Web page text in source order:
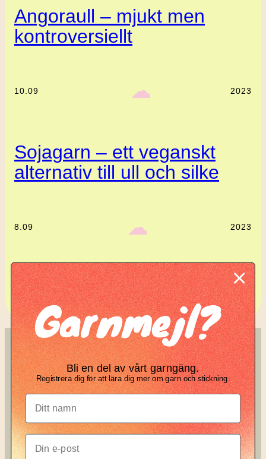
Angoraull – mjukt men
kontroversiellt
10.09 ‎ ‎‎ ☁︎‎‎ 2023
Sojagarn – ett veganskt
alternativ till ull och silke
8.09 ‎ ‎‎ ☁︎‎‎ 2023
Komplett guide: Lär dig
tova din stickning
SÖK
Search
KNIT KNOT
Manifesto
Garnmejl?
Bli en del av vårt garngäng.
Registrera dig för att lära dig mer om garn och stickning.